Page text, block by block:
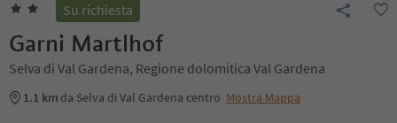
Su richiesta
Garni Martlhof
Selva di Val Gardena, Regione dolomitica Val Gardena
1.1 km da Selva di Val Gardena centro Mostra Mappa